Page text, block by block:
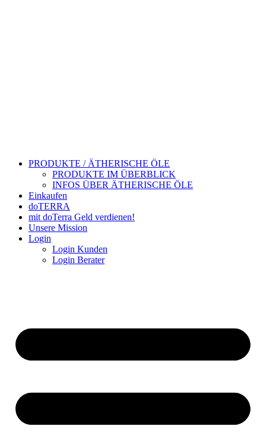
PRODUKTE / ÄTHERISCHE ÖLE
PRODUKTE IM ÜBERBLICK
INFOS ÜBER ÄTHERISCHE ÖLE
Einkaufen
doTERRA
mit doTerra Geld verdienen!
Unsere Mission
Login
Login Kunden
Login Berater